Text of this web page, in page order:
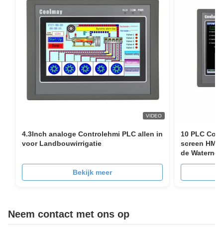
Vragen
VIDEO
4.3Inch analoge Controlehmi PLC allen in
voor Landbouwirrigatie
Bekijk meer
10 PLC
screen HMI
de
Neem contact met ons op